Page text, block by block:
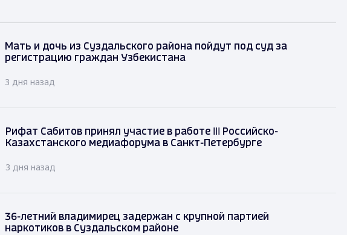
Мать и дочь из Суздальского района пойдут под суд за
регистрацию граждан Узбекистана
3 дня назад
Рифат Сабитов принял участие в работе III Российско-
Казахстанского медиафорума в Санкт-Петербурге
3 дня назад
36-летний владимирец задержан с крупной партией
наркотиков в Суздальском районе